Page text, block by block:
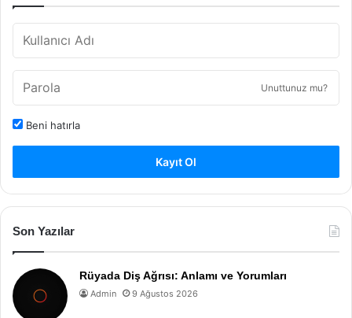
Unuttunuz mu?
Beni hatırla
Kayıt Ol
Son Yazılar
Rüyada Diş Ağrısı: Anlamı ve Yorumları
Admin 9 Ağustos 2026